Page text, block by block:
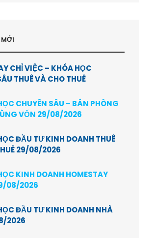
CHỈ VIỆC – KHÓA HỌC
THUÊ VÀ CHO THUÊ
CHUYÊN SÂU – BÁN PHÒNG
VỐN 29/08/2026
ĐẦU TƯ KINH DOANH THUÊ
29/08/2026
KINH DOANH HOMESTAY
08/2026
ĐẦU TƯ KINH DOANH NHÀ
2026